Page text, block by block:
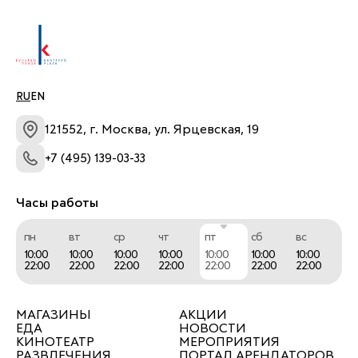
https://afisha.yandex.ru/moscow/cinema/places/
RU EN
121552, г. Москва, ул. Ярцевская, 19
+7 (495) 139-03-33
Часы работы
пн
10:00
22:00
вт
10:00
22:00
ср
10:00
22:00
чт
10:00
22:00
пт
10:00
22:00
сб
10:00
22:00
вс
10:00
22:00
МАГАЗИНЫ
ЕДА
КИНОТЕАТР
АКЦИИ
НОВОСТИ
МЕРОПРИЯТИЯ